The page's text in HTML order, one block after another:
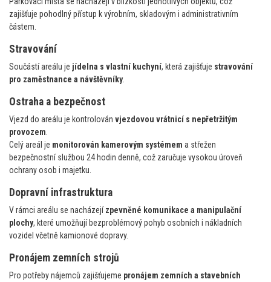
zajišťuje pohodlný přístup k výrobním, skladovým i administrativním
částem.
Stravování
Součástí areálu je jídelna s vlastní kuchyní, která zajišťuje stravování
pro zaměstnance a návštěvníky.
Ostraha a bezpečnost
Vjezd do areálu je kontrolován vjezdovou vrátnicí s nepřetržitým
provozem
Celý areál je monitorován kamerovým systémem a střežen
bezpečnostní službou 24 hodin denně, což zaručuje vysokou úroveň
ochrany osob i majetku.
Dopravní infrastruktura
V rámci areálu se nacházejízpevněné komunikace a manipulační
plochy, které umožňují bezproblémový pohyb osobních i nákladních
vozidel včetně kamionové dopravy.
Pronájem zemních strojů
Pro potřeby nájemců zajišťujeme pronájem zemních a stavebních